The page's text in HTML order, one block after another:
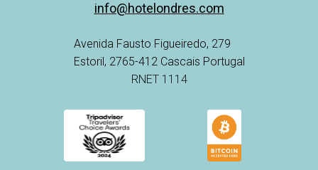
info@hotelondres.com
Avenida Fausto Figueiredo, 279
Estoril, 2765-412 Cascais Portugal
RNET 1114